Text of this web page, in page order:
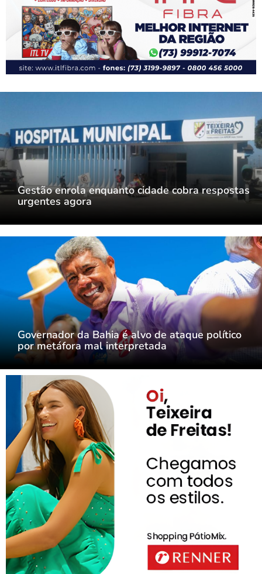
Gestão enrola enquanto cidade cobra respostas
urgentes agora
Governador da Bahia é alvo de ataque político
por metáfora mal interpretada